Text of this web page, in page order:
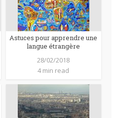
Astuces pour apprendre une
langue étrangère
28/02/2018
4 min read